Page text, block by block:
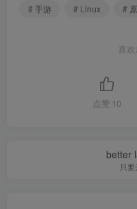
# 手游
# Linux #
喜
点赞 10
better
只